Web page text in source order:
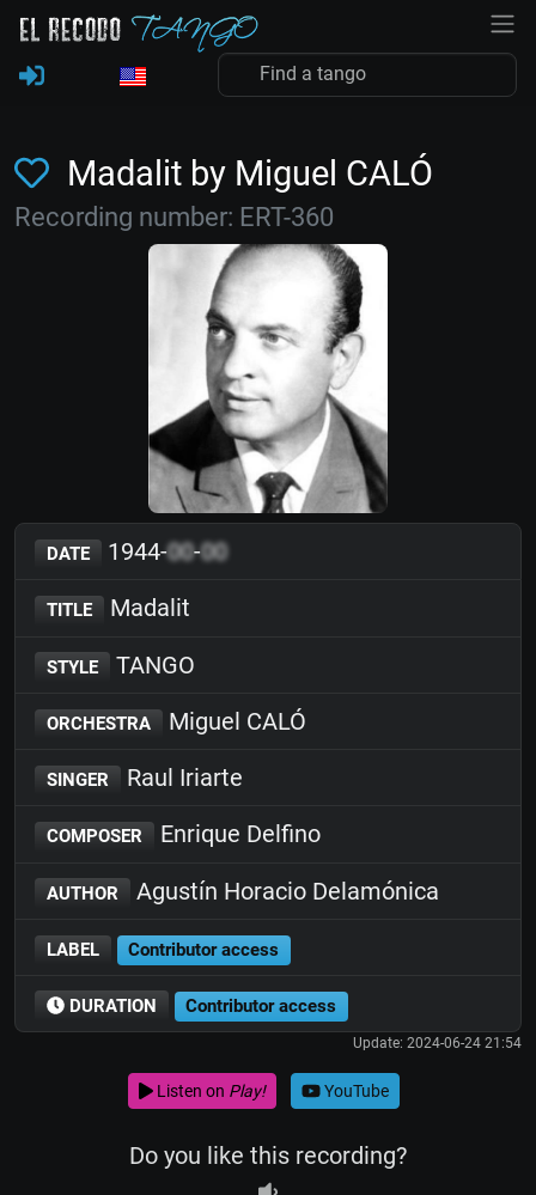
Madalit by Miguel CALÓ
Recording number: ERT-360
DATE 1944-00-00
TITLE Madalit
STYLE TANGO
ORCHESTRA Miguel CALÓ
SINGER Raul Iriarte
COMPOSER Enrique Delfino
AUTHOR Agustín Horacio Delamónica
LABEL Contributor access
DURATION Contributor access
Update: 2024-06-24 21:54
Listen on Play! YouTube
Do you like this recording?